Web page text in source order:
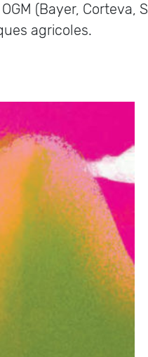
(Bayer, Corteva,
agricoles.